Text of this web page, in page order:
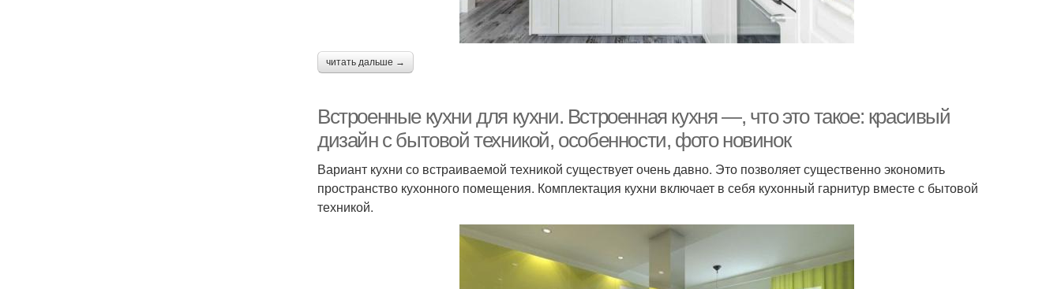
читать дальше →
Встроенные кухни для кухни. Встроенная кухня —, что это такое: красивый
дизайн с бытовой техникой, особенности, фото новинок
Вариант кухни со встраиваемой техникой существует очень давно. Это позволяет существенно экономить
пространство кухонного помещения. Комплектация кухни включает в себя кухонный гарнитур вместе с бытовой
техникой.